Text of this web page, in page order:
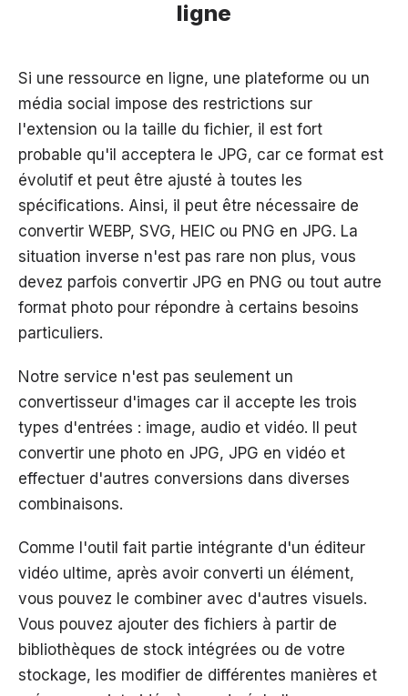
ligne
Si une ressource en ligne, une plateforme ou un
média social impose des restrictions sur
l'extension ou la taille du fichier, il est fort
probable qu'il acceptera le JPG, car ce format est
évolutif et peut être ajusté à toutes les
spécifications. Ainsi, il peut être nécessaire de
convertir WEBP, SVG, HEIC ou PNG en JPG. La
situation inverse n'est pas rare non plus, vous
devez parfois convertir JPG en PNG ou tout autre
format photo pour répondre à certains besoins
particuliers.
Notre service n'est pas seulement un
convertisseur d'images car il accepte les trois
types d'entrées : image, audio et vidéo. Il peut
convertir une photo en JPG, JPG en vidéo et
effectuer d'autres conversions dans diverses
combinaisons.
Comme l'outil fait partie intégrante d'un éditeur
vidéo ultime, après avoir converti un élément,
vous pouvez le combiner avec d'autres visuels.
Vous pouvez ajouter des fichiers à partir de
bibliothèques de stock intégrées ou de votre
stockage, les modifier de différentes manières et